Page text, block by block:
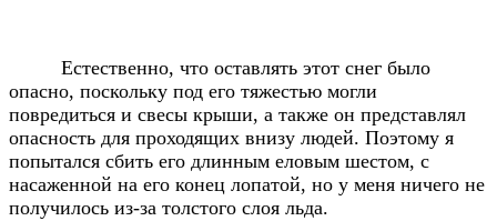
Естественно, что оставлять этот снег было
опасно, поскольку под его тяжестью могли
повредиться и свесы крыши, а также он представлял
опасность для проходящих внизу людей. Поэтому я
попытался сбить его длинным еловым шестом, с
насаженной на его конец лопатой, но у меня ничего не
получилось из-за толстого слоя льда.